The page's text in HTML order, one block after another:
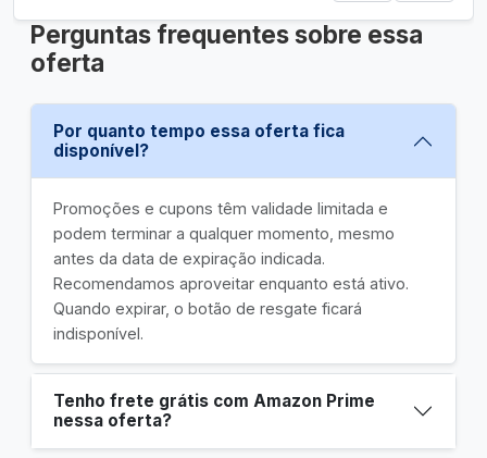
Perguntas frequentes sobre essa
oferta
Por quanto tempo essa oferta fica
disponível?
Promoções e cupons têm validade limitada e
podem terminar a qualquer momento, mesmo
antes da data de expiração indicada.
Recomendamos aproveitar enquanto está ativo.
Quando expirar, o botão de resgate ficará
indisponível.
Tenho frete grátis com Amazon Prime
nessa oferta?